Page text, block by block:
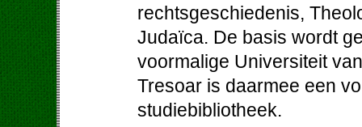
rechtsgeschiedenis,
Judaïca. De basis wordt
voormalige Universiteit
Tresoar is daarmee een
studiebibliotheek.